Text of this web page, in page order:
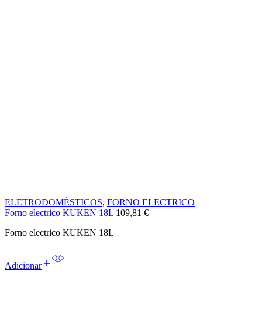
ELETRODOMÉSTICOS, FORNO ELECTRICO
Forno electrico KUKEN 18L 109,81 €
Forno electrico KUKEN 18L
Adicionar